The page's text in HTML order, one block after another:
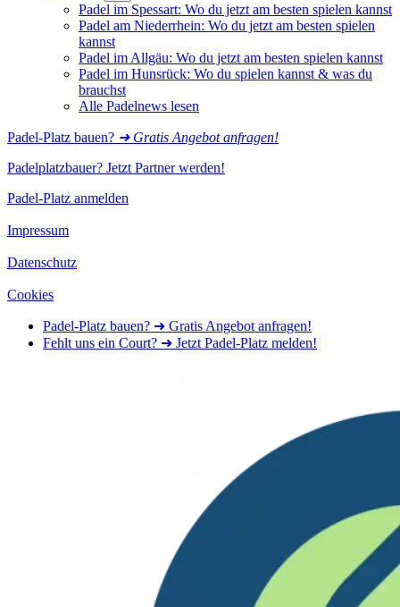
Padel im Spessart: Wo du jetzt am besten spielen kannst
Padel am Niederrhein: Wo du jetzt am besten spielen
kannst
Padel im Allgäu: Wo du jetzt am besten spielen kannst
Padel im Hunsrück: Wo du spielen kannst & was du
brauchst
Alle Padelnews lesen
Padel-Platz bauen? ➜ Gratis Angebot anfragen!
Padelplatzbauer? Jetzt Partner werden!
Padel-Platz anmelden
Impressum
Datenschutz
Cookies
Padel-Platz bauen? ➜ Gratis Angebot anfragen!
Fehlt uns ein Court? ➜ Jetzt Padel-Platz melden!